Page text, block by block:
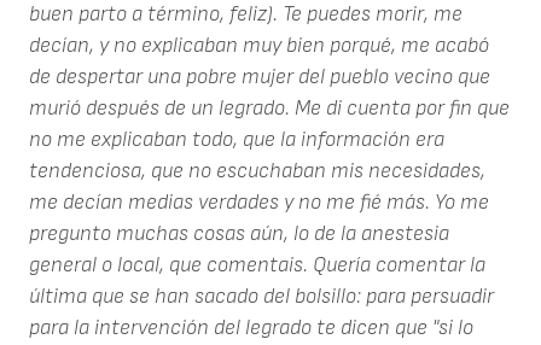
buen parto a término, feliz). Te puedes morir, me
decían, y no explicaban muy bien porqué, me acabó
de despertar una pobre mujer del pueblo vecino que
murió después de un legrado. Me di cuenta por fin que
no me explicaban todo, que la información era
tendenciosa, que no escuchaban mis necesidades,
me decían medias verdades y no me fié más. Yo me
pregunto muchas cosas aún, lo de la anestesia
general o local, que comentais. Quería comentar la
última que se han sacado del bolsillo: para persuadir
para la intervención del legrado te dicen que "si lo